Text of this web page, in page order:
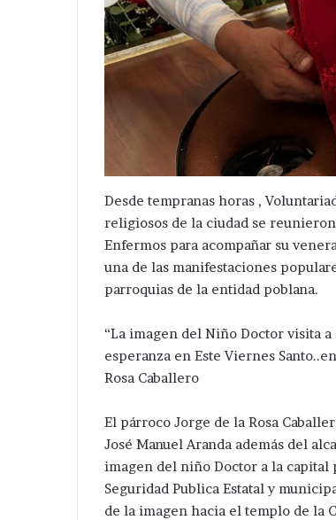
Desde tempranas horas ,
religiosos de la ciudad se
Enfermos para acompañar su
una de las manifestaciones
parroquias de la entidad poblana.
“La imagen del Niño Doctor visita
esperanza en Este Viernes
Rosa Caballero
El párroco Jorge de la Rosa
José Manuel Aranda además del
imagen del niño Doctor a la capital
Seguridad Publica Estatal y
de la imagen hacia el templo de la
Desaparece otra mujer en
Tepeaca ; ahora en la colonia
Avanza
después
ejecución
de
hermanos
de
de
Huixcolotla
.
Hace 1
de